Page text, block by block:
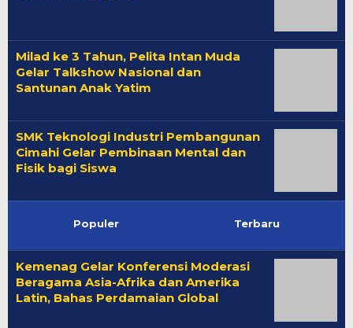
Milad ke 3 Tahun, Pelita Intan Muda
Gelar Talkshow Nasional dan
Santunan Anak Yatim
SMK Teknologi Industri Pembangunan
Cimahi Gelar Pembinaan Mental dan
Fisik bagi Siswa
Populer Terbaru
Kemenag Gelar Konferensi Moderasi
Beragama Asia-Afrika dan Amerika
Latin, Bahas Perdamaian Global